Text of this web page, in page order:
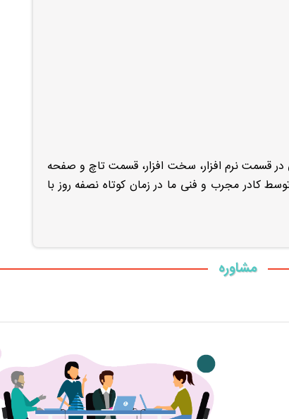
در قسمت نرم افزار، سخت افزار، قسمت تاچ و صفحه
و پخش صدای خروجی در مرکز ما به شماره تماس 09120046522 توسط کادر مجرب و فنی ما در زمان کوتاه نصفه روز با
مشاوره